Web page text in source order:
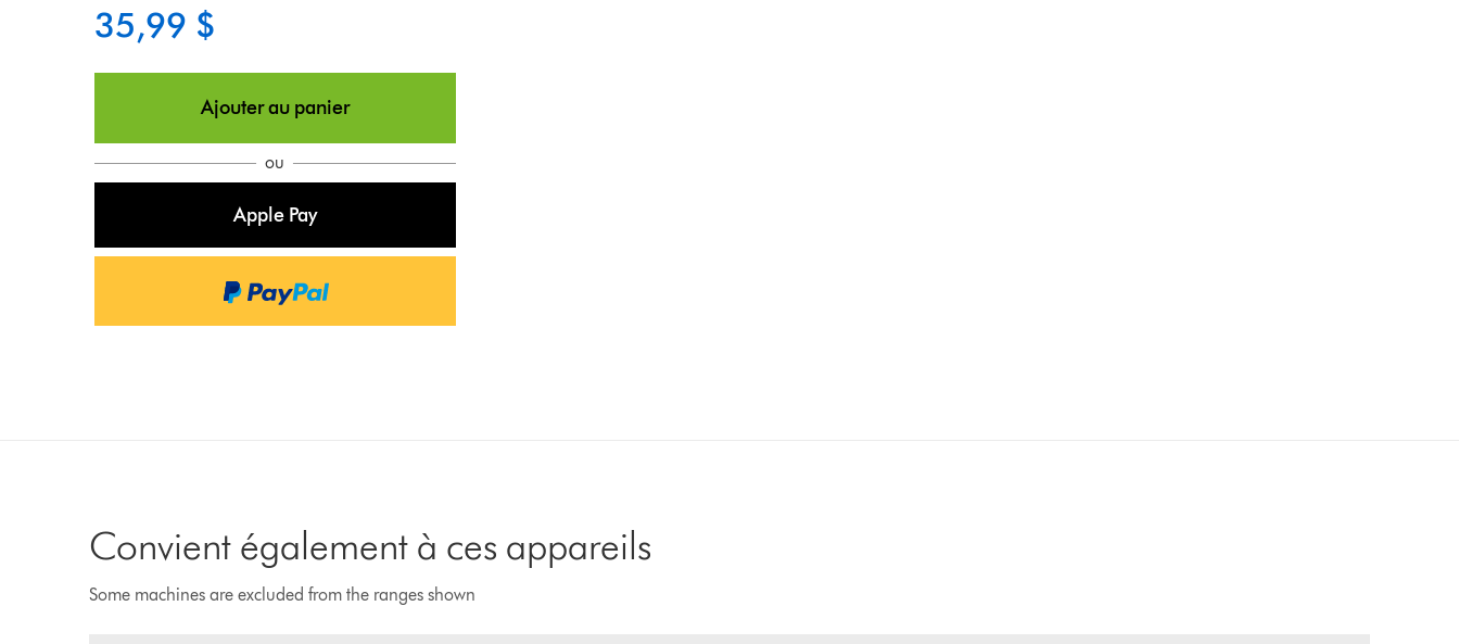
35,99 $
Ajouter au panier
ou
Apple Pay
Convient également à ces appareils
Some machines are excluded from the ranges shown